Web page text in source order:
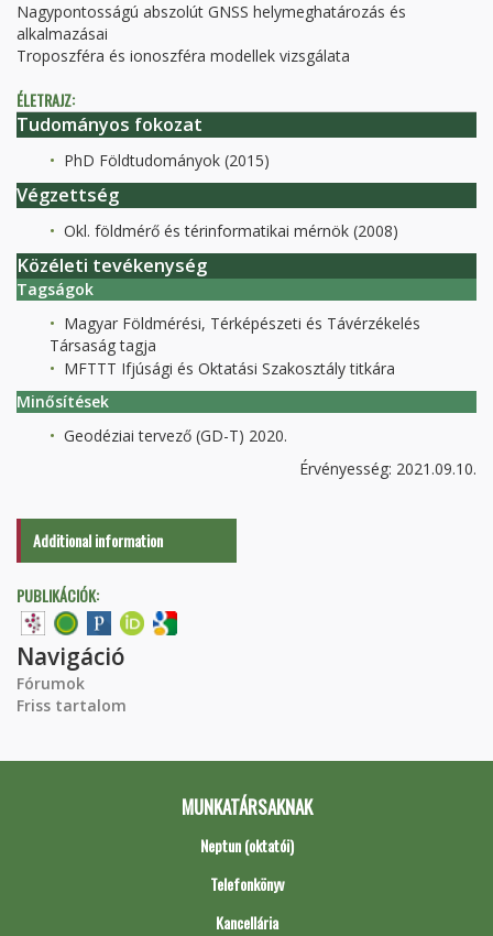
Nagypontosságú abszolút GNSS helymeghatározás és
alkalmazásai
Troposzféra és ionoszféra modellek vizsgálata
ÉLETRAJZ:
Tudományos fokozat
PhD Földtudományok (2015)
Végzettség
Okl. földmérő és térinformatikai mérnök (2008)
Közéleti tevékenység
Tagságok
Magyar Földmérési, Térképészeti és Távérzékelés
Társaság tagja
MFTTT Ifjúsági és Oktatási Szakosztály titkára
Minősítések
Geodéziai tervező (GD-T) 2020.
Érvényesség: 2021.09.10.
Additional information
PUBLIKÁCIÓK:
Navigáció
Fórumok
Friss tartalom
MUNKATÁRSAKNAK
Neptun (oktatói)
Telefonkönyv
Kancellária